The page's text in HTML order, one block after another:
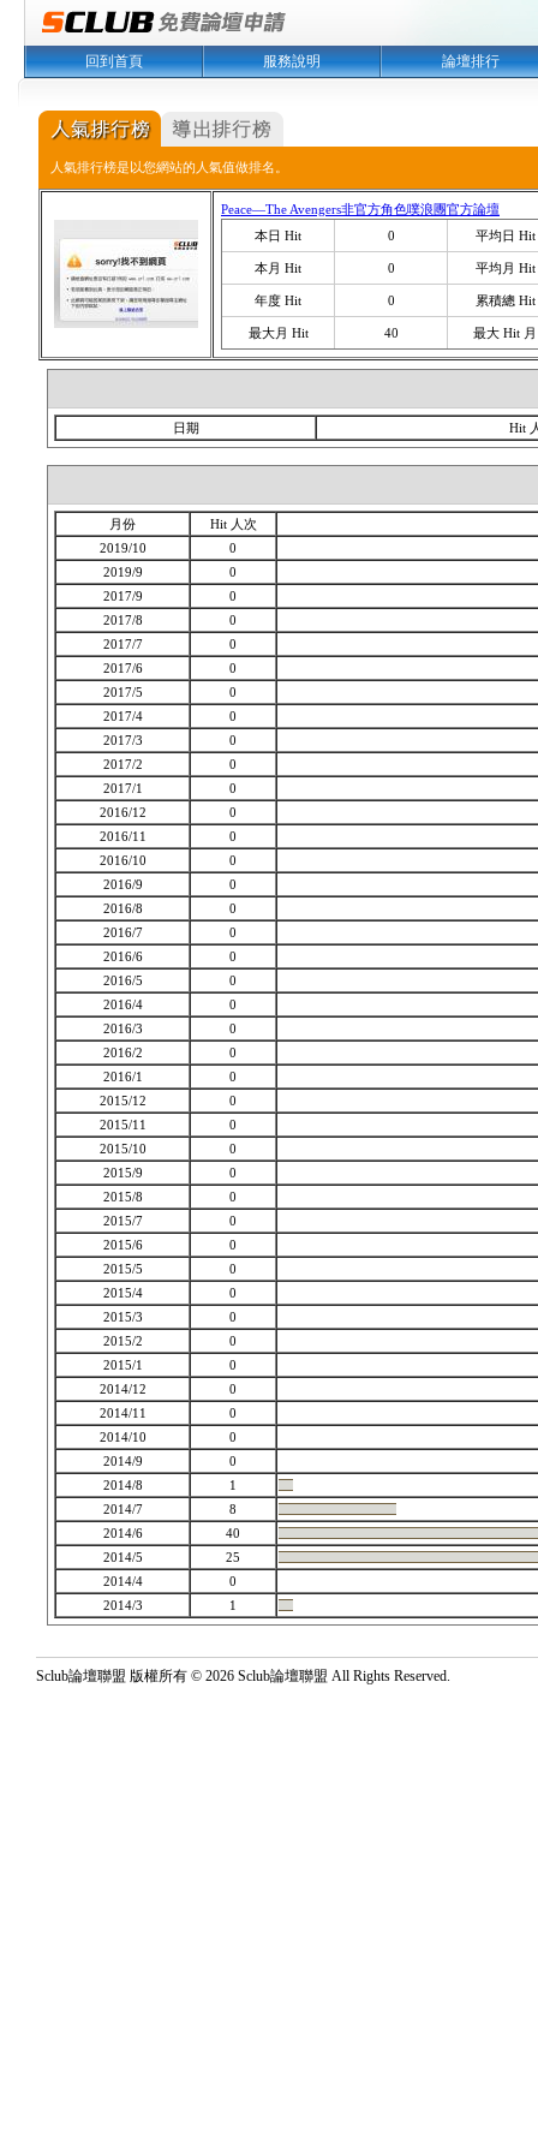
回到首頁 服務說明 論壇排行
人氣排行榜是以您網站的人氣值做排名。
Peace—The Avengers非官方角色噗浪團官方論壇
本日 Hit
0 平均日 Hit
本月 Hit 0 平均月 Hit
年度 Hit 0 累積總 Hit
最大月 Hit 40 最大 Hit 月
日期 Hit
月份
Hit 人次
2019/10
0
2019/9
0
2017/9
0
2017/8
0
2017/7
0
2017/6
0
2017/5
0
2017/4
0
2017/3
0
2017/2
0
2017/1
0
2016/12
0
2016/11
0
2016/10
0
2016/9
0
2016/8
0
2016/7
0
2016/6
0
2016/5
0
2016/4
0
2016/3
0
2016/2
0
2016/1
0
2015/12
0
2015/11
0
2015/10
0
2015/9
0
2015/8
0
2015/7
0
2015/6
0
2015/5
0
2015/4
0
2015/3
0
2015/2
0
2015/1
0
2014/12
0
2014/11
0
2014/10
0
2014/9
0
2014/8
1
2014/7
8
2014/6
40
2014/5
25
2014/4
0
2014/3
1
Sclub論壇聯盟 版權所有 © 2026 Sclub論壇聯盟 All Rights Reserved.